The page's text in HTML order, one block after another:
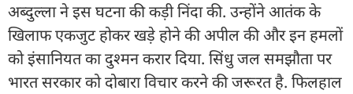
अब्दुल्ला ने इस घटना की कड़ी निंदा की. उन्होंने आतंक के
खिलाफ एकजुट होकर खड़े होने की अपील की और इन हमलों
को इंसानियत का दुश्मन करार दिया. सिंधु जल समझौता पर
भारत सरकार को दोबारा विचार करने की जरूरत है. फिलहाल